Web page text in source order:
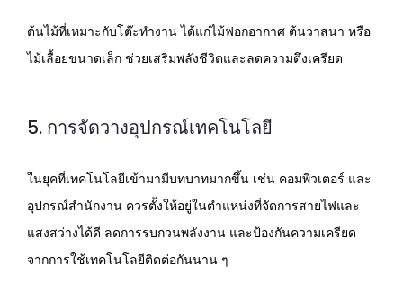
ต้นไม้ที่เหมาะกับโต๊ะทำงาน ได้แก่ไม้ฟอกอากาศ ต้นวาสนา หรือ
ไม้เลื้อยขนาดเล็ก ช่วยเสริมพลังชีวิตและลดความตึงเครียด
5. การจัดวางอุปกรณ์เทคโนโลยี
ในยุคที่เทคโนโลยีเข้ามามีบทบาทมากขึ้น เช่น คอมพิวเตอร์ และ
อุปกรณ์สำนักงาน ควรตั้งให้อยู่ในตำแหน่งที่จัดการสายไฟและ
แสงสว่างได้ดี ลดการรบกวนพลังงาน และป้องกันความเครียด
จากการใช้เทคโนโลยีติดต่อกันนาน ๆ